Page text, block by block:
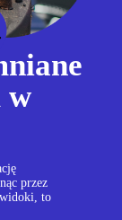
w
przez
to